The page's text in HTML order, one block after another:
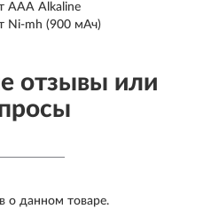
AAA Alkaline
Ni-mh (900 мАч)
отзывы или
о данном товаре.